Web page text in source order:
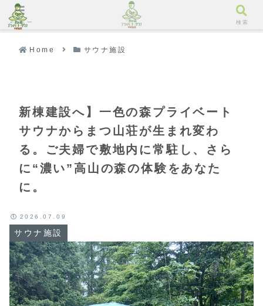
Home サウナ施設
新棟建設へ】一色の森プライベート
サウナからまつ山荘が生まれ変わ
る。ご夫婦で敷地内に常駐し、さら
に“濃い”高山の森の体験をあなた
に。
サウナ施設
2026.07.09
メニュー 検索